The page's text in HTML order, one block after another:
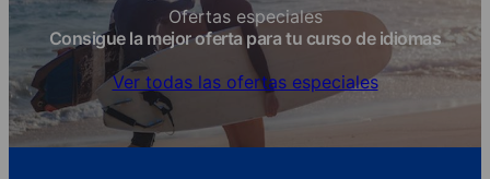
Ofertas especiales
Consigue la mejor oferta para tu curso de idiomas
Ver todas las ofertas especiales